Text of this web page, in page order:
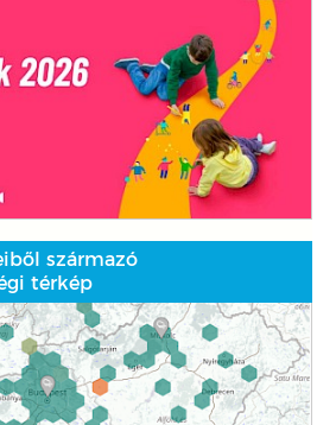
származó
térkép